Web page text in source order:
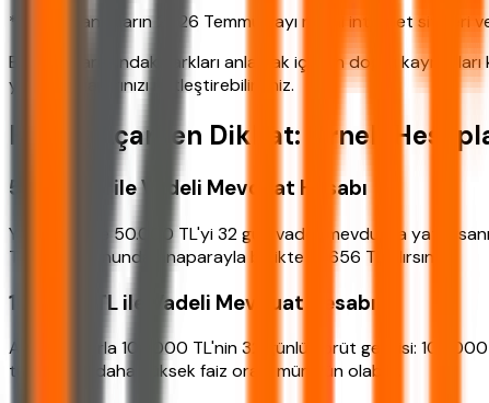
*Tablo, bankaların 2026 Temmuz ayı resmi internet siteleri
Bankalar arasındaki farkları anlamak için en doğru kaynakları
yaparak kararınızı netleştirebilirsiniz.
Hesap Açarken Dikkat: Örnek
50.000 TL ile Vadeli Mevduat Hesabı
Yapı Kredi'de 50.000 TL'yi 32 gün vadeli mevduata
TL. Vade sonunda anaparayla birlikte 51.656 TL alırsınız.
100.000 TL ile Vadeli Mevduat Hesabı
Aynı oranlarla 100.000 TL'nin 32 günlük brüt getirisi:
tutarlarda daha yüksek faiz oranı mümkün olabilir.